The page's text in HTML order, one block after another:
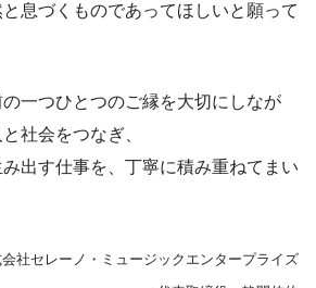
息づくものであってほしいと願って
一つひとつのご縁を大切にしなが
社会をつなぎ、
出す仕事を、丁寧に積み重ねてまい
社セレーノ・ミュージックエンタープライズ